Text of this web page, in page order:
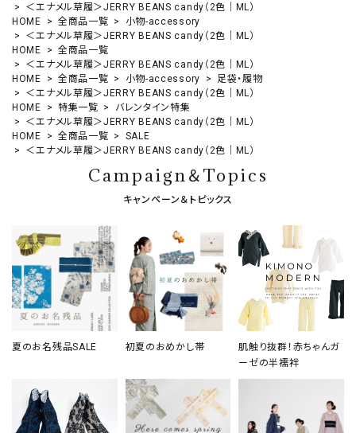
＜エナメル草履＞JERRY BEANS candy（2色｜ML）
HOME
全商品一覧
小物-accessory
＜エナメル草履＞JERRY BEANS candy（2色｜ML）
HOME
全商品一覧
＜エナメル草履＞JERRY BEANS candy（2色｜ML）
HOME
全商品一覧 小物-accessory
足袋・履物
＜エナメル草履＞JERRY BEANS candy（2色｜ML）
HOME
特集一覧
バレンタイン特集
＜エナメル草履＞JERRY BEANS candy（2色｜ML）
HOME
全商品一覧
SALE
＜エナメル草履＞JERRY BEANS candy（2色｜ML）
Campaign＆Topics
キャンペーン＆トピックス
夏のお名残品SALE 初夏のおめかし帯
肌触り抜群！赤ちゃんガ
ーゼの半襦袢